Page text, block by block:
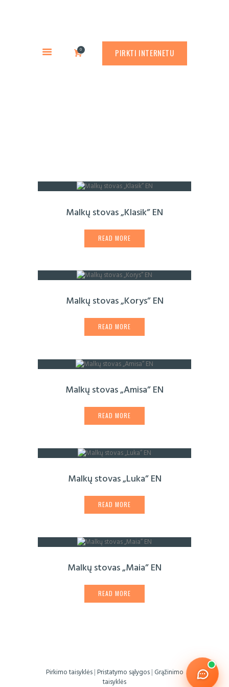
0 PIRKTI INTERNETU
Rusty.lt
PREKYBA CORTEN PLIENU
GAMINIAI
RŪDINIMO PRIEMONĖS
Malkų stovas „Klasik” EN
READ MORE
Malkų stovas „Korys” EN
READ MORE
Malkų stovas „Amisa” EN
READ MORE
Malkų stovas „Luka” EN
READ MORE
Malkų stovas „Maia” EN
READ MORE
Pirkimo taisyklės|Pristatymo sąlygos| Grąžinimo
taisyklės